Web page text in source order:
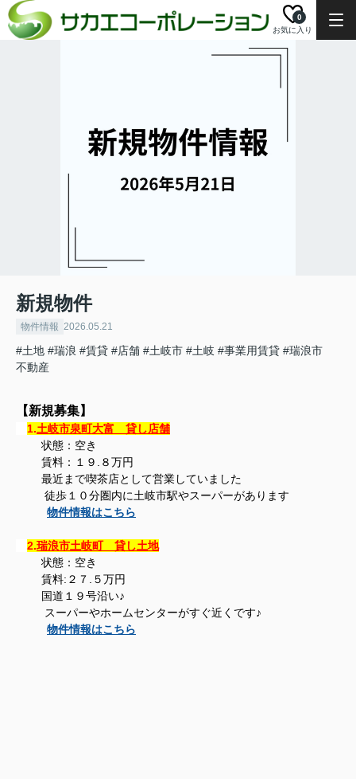
お気に入り
0
新規物件
物件情報 2026.05.21
#土地 #瑞浪 #賃貸 #店舗 #土岐市 #土岐 #事業用賃貸 #瑞浪市
不動産
【新規募集】
1.土岐市泉町大富 貸し店舗
状態：空き
賃料：１９.８万円
最近まで喫茶店として営業していました
徒歩１０分圏内に土岐市駅やスーパーがあります
物件情報はこちら
2.瑞浪市土岐町 貸し土地
状態：空き
賃料:２７.５万円
国道１９号沿い♪
スーパーやホームセンターがすぐ近くです♪
物件情報はこちら